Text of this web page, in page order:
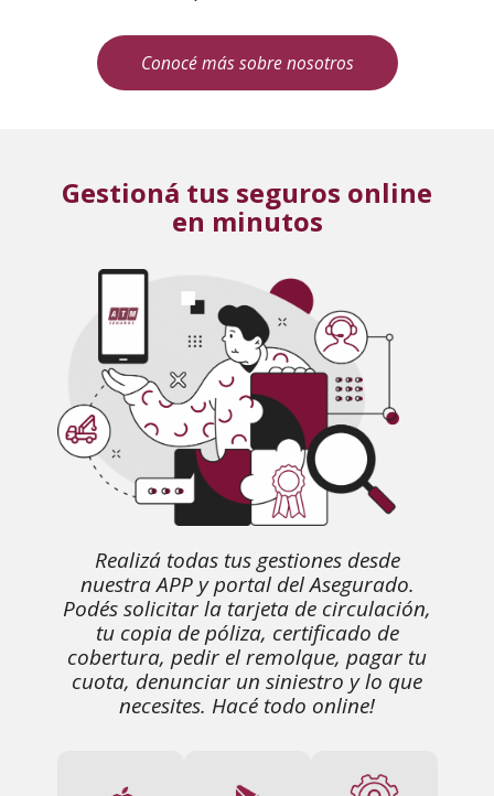
Conocé más sobre nosotros
Gestioná tus seguros online
en minutos
Realizá todas tus gestiones desde
nuestra APP y portal del Asegurado.
Podés solicitar la tarjeta de circulación,
tu copia de póliza, certificado de
cobertura, pedir el remolque, pagar tu
cuota, denunciar un siniestro y lo que
necesites. Hacé todo online!